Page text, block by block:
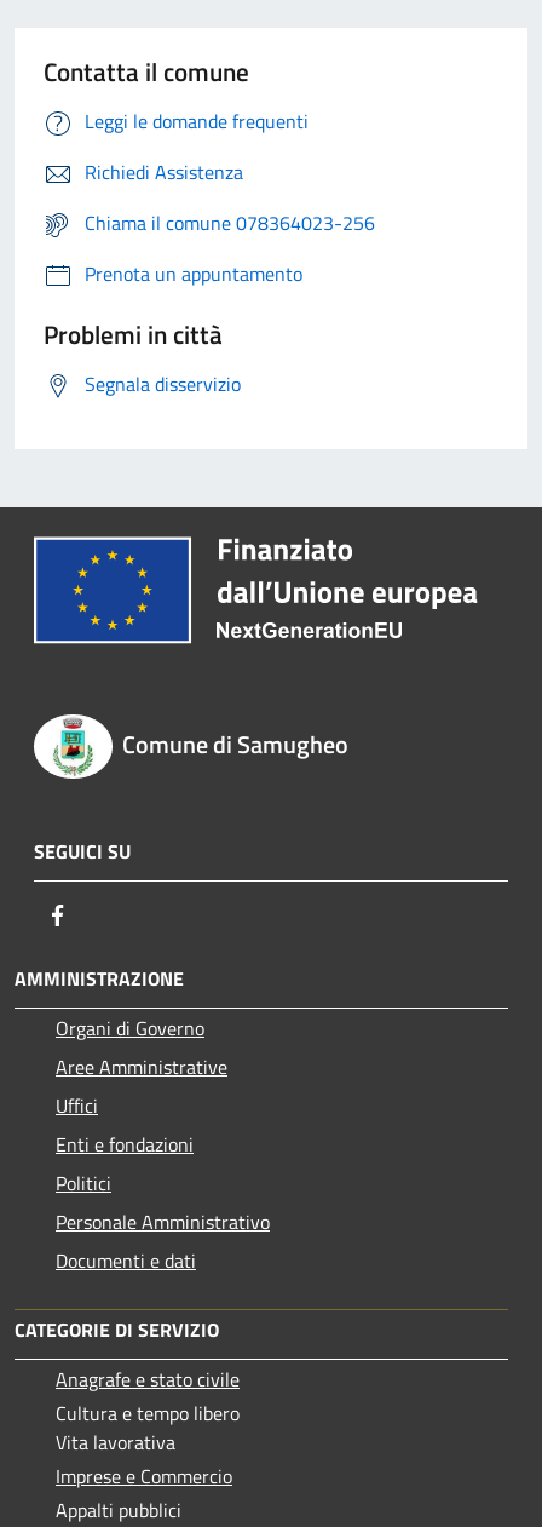
Contatta il comune
Leggi le domande frequenti
Richiedi Assistenza
Chiama il comune 078364023-256
Prenota un appuntamento
Problemi in città
Segnala disservizio
Comune di Samugheo
SEGUICI SU
AMMINISTRAZIONE
Organi di Governo
Aree Amministrative
Uffici
Enti e fondazioni
Politici
Personale Amministrativo
Documenti e dati
CATEGORIE DI SERVIZIO
Anagrafe e stato civile
Cultura e tempo libero
Vita lavorativa
Imprese e Commercio
Appalti pubblici